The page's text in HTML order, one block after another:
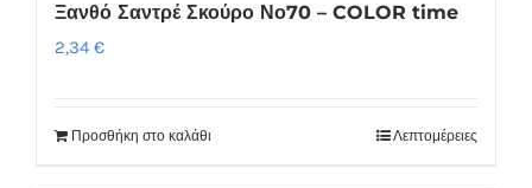
Ξανθό Σαντρέ Σκούρο Νο70 – COLOR time
2,34 €
Προσθήκη στο καλάθι Λεπτομέρειες